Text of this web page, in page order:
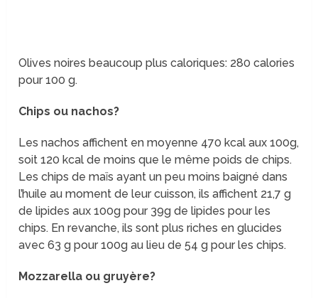
Olives noires beaucoup plus caloriques: 280 calories
pour 100 g.
Chips ou nachos?
Les nachos affichent en moyenne 470 kcal aux 100g,
soit 120 kcal de moins que le même poids de chips.
Les chips de maïs ayant un peu moins baigné dans
l’huile au moment de leur cuisson, ils affichent 21,7 g
de lipides aux 100g pour 39g de lipides pour les
chips. En revanche, ils sont plus riches en glucides
avec 63 g pour 100g au lieu de 54 g pour les chips.
Mozzarella ou gruyère?